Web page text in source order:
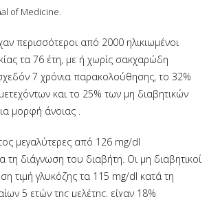
of Medicine.
περισσότεροι από 2000 ηλικιωμένοι
τα 76 έτη, με ή χωρίς σακχαρώδη
7 χρόνια παρακολούθησης, το 32%
και το 25% των μη διαβητικών
μορφή άνοιας .
μεγαλύτερες από 126 mg/dl
τη διάγνωση του διαβήτη. Οι μη διαβητικοί
τιμή γλυκόζης τα 115 mg/dl κατά τη
5 ετών της μελέτης, είχαν 18%